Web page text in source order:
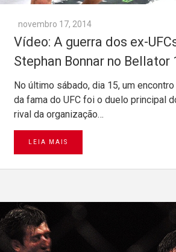
novembro 17, 2014
Vídeo: A guerra dos ex-
Stephan Bonnar no Bellator
No último sábado, dia 15, um
da fama do UFC foi o duelo principal
rival da organização…
LEIA MAIS